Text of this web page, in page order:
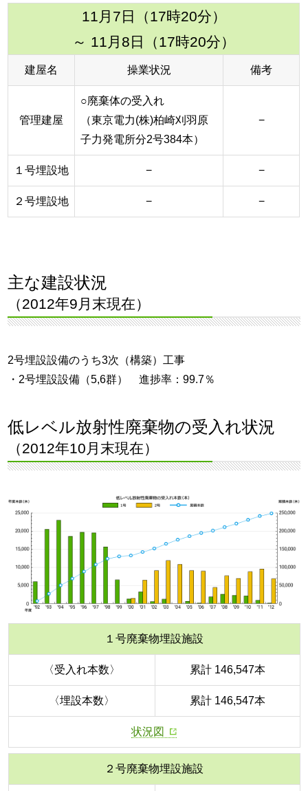
11月7日（17時20分）
～ 11月8日（17時20分）
建屋名 操業状況 備考
管理建屋
○廃棄体の受入れ
（東京電力(株)柏崎刈羽原
子力発電所分2号384本）
−
１号埋設地 − −
２号埋設地 − −
主な建設状況
（2012年9月末現在）
2号埋設設備のうち3次（構築）工事
・2号埋設設備（5,6群） 進捗率：99.7％
低レベル放射性廃棄物の受入れ状況
（2012年10月末現在）
１号廃棄物埋設施設
〈受入れ本数〉 累計 146,547本
〈埋設本数〉 累計 146,547本
状況図
２号廃棄物埋設施設